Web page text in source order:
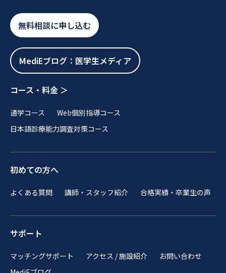
無料相談に申し込む
MediEブログ：医学生メディア
コース・料金 ＞
通学コース
Web個別指導コース
日本語診療能力調査対策コース
初めての方へ
よくある質問 講師・スタッフ紹介 合格実績・卒業生の声
サポート
マッチングサポート アクセス / 施設紹介
お問い合わせ